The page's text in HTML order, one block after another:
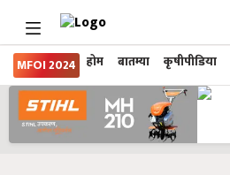
MFOI 2024 होम बातम्या कृषीपीडिया